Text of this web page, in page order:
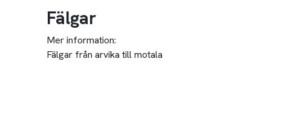
Fälgar
Mer information:
Fälgar från arvika till motala